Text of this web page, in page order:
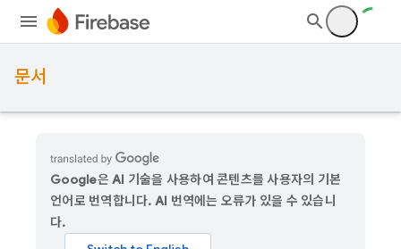
문서
Google은 AI 기술을 사용하여 콘텐츠를 사용자의 기본
언어로 번역합니다. AI 번역에는 오류가 있을 수 있습니
다.